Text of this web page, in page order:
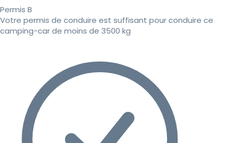
Permis B
Votre permis de conduire est suffisant pour conduire ce
camping-car de moins de 3500 kg